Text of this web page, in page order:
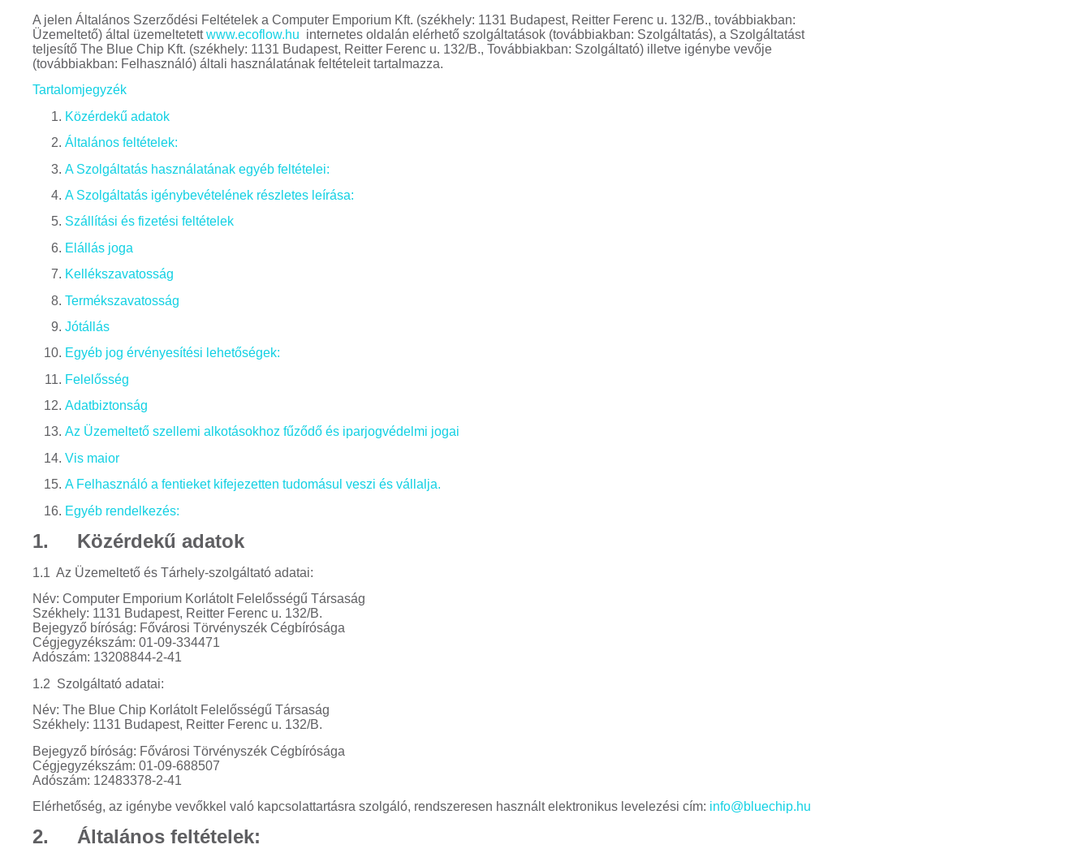
A jelen Általános Szerződési Feltételek a Computer Emporium Kft. (székhely: 1131 Budapest, Reitter Ferenc u. 132/B., továbbiakban:
Üzemeltető) által üzemeltetettwww.ecoflow.hu internetes oldalán elérhető szolgáltatások (továbbiakban: Szolgáltatás), a Szolgáltatást
teljesítő The Blue Chip Kft. (székhely: 1131 Budapest, Reitter Ferenc u. 132/B., Továbbiakban: Szolgáltató) illetve igénybe vevője
(továbbiakban: Felhasználó) általi használatának feltételeit tartalmazza.
Tartalomjegyzék
Közérdekű adatok
Általános feltételek:
A Szolgáltatás használatának egyéb feltételei:
A Szolgáltatás igénybevételének részletes leírása:
Szállítási és fizetési feltételek
Elállás joga
Kellékszavatosság
Termékszavatosság
Jótállás
Egyéb jog érvényesítési lehetőségek:
Felelősség
Adatbiztonság
Az Üzemeltető szellemi alkotásokhoz fűződő és iparjogvédelmi jogai
Vis maior
A Felhasználó a fentieket kifejezetten tudomásul veszi és vállalja.
Egyéb rendelkezés:
1. Közérdekű adatok
1.1 Az Üzemeltető és Tárhely-szolgáltató adatai:
Név: Computer Emporium Korlátolt Felelősségű Társaság
Székhely: 1131 Budapest, Reitter Ferenc u. 132/B.
Bejegyző bíróság: Fővárosi Törvényszék Cégbírósága
Cégjegyzékszám: 01-09-334471
Adószám: 13208844-2-41
1.2 Szolgáltató adatai:
Név: The Blue Chip Korlátolt Felelősségű Társaság
Székhely: 1131 Budapest, Reitter Ferenc u. 132/B.
Bejegyző bíróság: Fővárosi Törvényszék Cégbírósága
Cégjegyzékszám: 01-09-688507
Adószám: 12483378-2-41
Elérhetőség, az igénybe vevőkkel való kapcsolattartásra szolgáló, rendszeresen használt elektronikus levelezési cím: info@bluechip.hu
2. Általános feltételek: